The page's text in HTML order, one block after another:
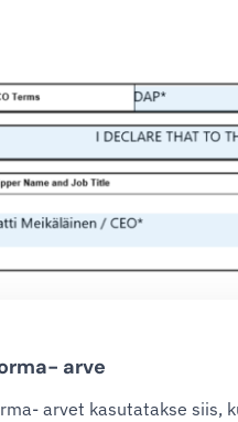
arve
arvet kasutatakse siis,